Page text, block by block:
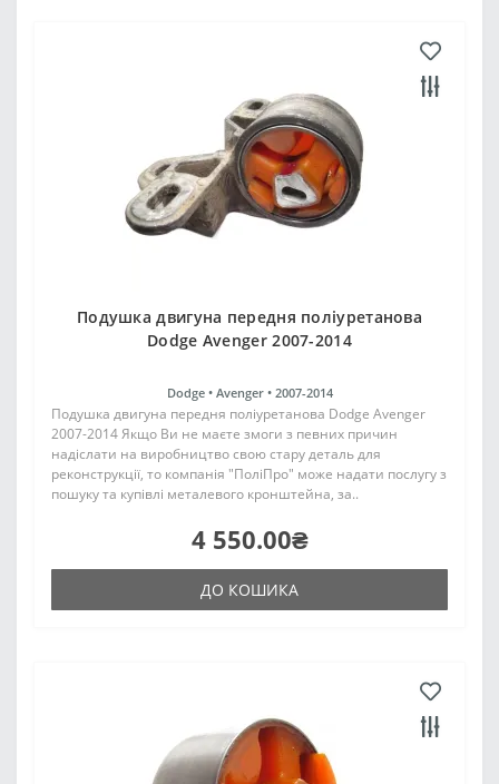
Подушка двигуна передня поліуретанова
Dodge Avenger 2007-2014
Dodge • Avenger • 2007-2014
Подушка двигуна передня поліуретанова Dodge Avenger
2007-2014 Якщо Ви не маєте змоги з певних причин
надіслати на виробництво свою стару деталь для
реконструкції, то компанія "ПоліПро" може надати послугу з
пошуку та купівлі металевого кронштейна, за..
4 550.00₴
ДО КОШИКА